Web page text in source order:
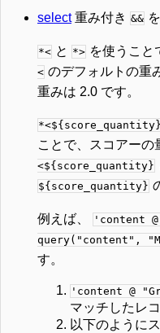
select重み付き &&
*< と *> を使うこと
< のデフォルトの重
重みは 2.0 です。
*<${score_quantity}
ことで、スコアーの
<${score_quantity}
${score_quantity}
例えば、
'content
query("content",
す。
'content @
マッチしたレ
以下のように